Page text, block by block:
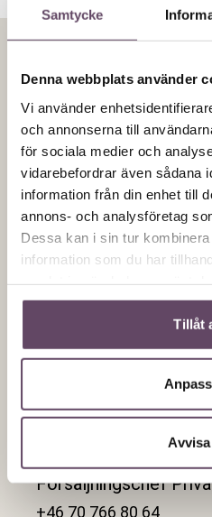
Samtycke
Denna webbplats använder
Vi använder
och annonserna till
för sociala medier och
vidarebefordrar även sådana
information från din enhet till
annons- och analysföretag
Dessa kan i sin tur
information som du har
Tillåt
Hör gärna av
Maria
Celén Törnqvist
Försäljningschef
+46 70 766 80 64